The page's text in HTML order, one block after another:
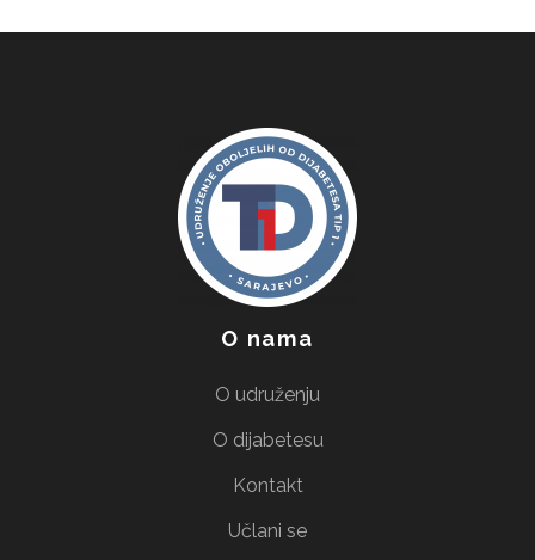
O nama
O udruženju
O dijabetesu
Kontakt
Učlani se